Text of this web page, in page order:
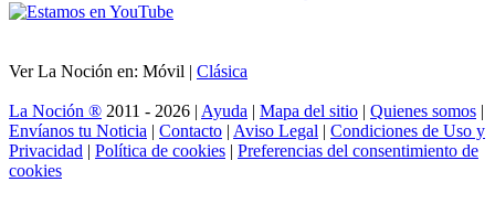
Ver La Noción en: Móvil | Clásica
La Noción ® 2011 - 2026 | Ayuda | Mapa del sitio | Quienes somos |
Envíanos tu Noticia | Contacto | Aviso Legal | Condiciones de Uso y
Privacidad | Política de cookies | Preferencias del consentimiento de
cookies